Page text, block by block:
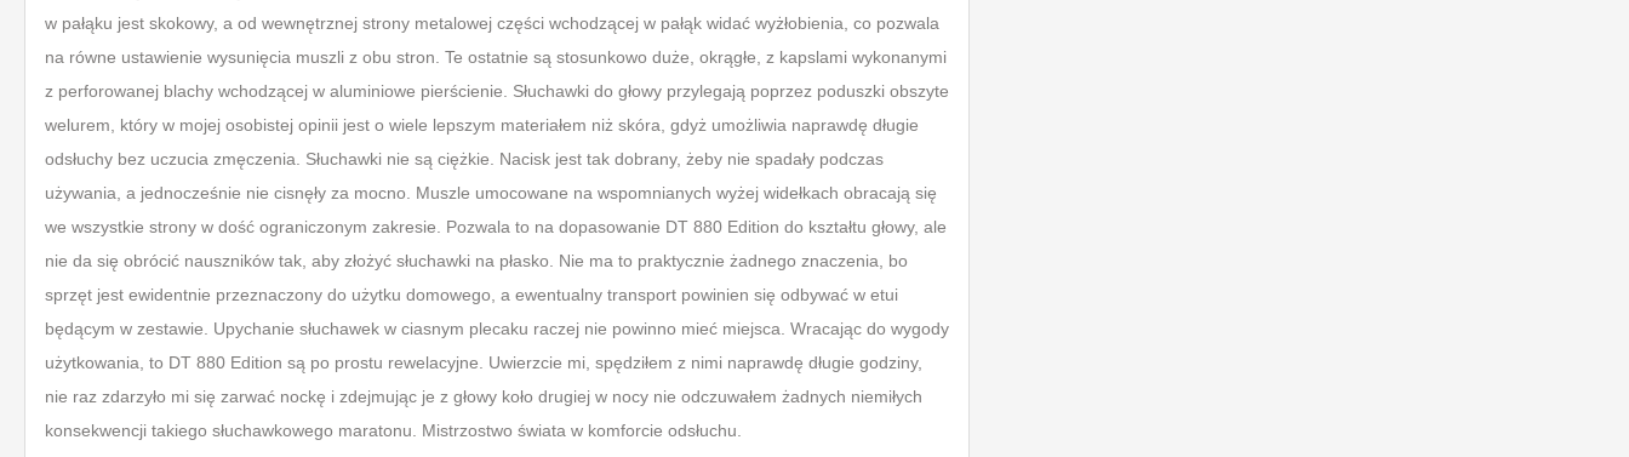
w pałąku jest skokowy, a od wewnętrznej strony metalowej części wchodzącej w pałąk widać wyżłobienia, co pozwala
na równe ustawienie wysunięcia muszli z obu stron. Te ostatnie są stosunkowo duże, okrągłe, z kapslami wykonanymi
z perforowanej blachy wchodzącej w aluminiowe pierścienie. Słuchawki do głowy przylegają poprzez poduszki obszyte
welurem, który w mojej osobistej opinii jest o wiele lepszym materiałem niż skóra, gdyż umożliwia naprawdę długie
odsłuchy bez uczucia zmęczenia. Słuchawki nie są ciężkie. Nacisk jest tak dobrany, żeby nie spadały podczas
używania, a jednocześnie nie cisnęły za mocno. Muszle umocowane na wspomnianych wyżej widełkach obracają się
we wszystkie strony w dość ograniczonym zakresie. Pozwala to na dopasowanie DT 880 Edition do kształtu głowy, ale
nie da się obrócić nauszników tak, aby złożyć słuchawki na płasko. Nie ma to praktycznie żadnego znaczenia, bo
sprzęt jest ewidentnie przeznaczony do użytku domowego, a ewentualny transport powinien się odbywać w etui
będącym w zestawie. Upychanie słuchawek w ciasnym plecaku raczej nie powinno mieć miejsca. Wracając do wygody
użytkowania, to DT 880 Edition są po prostu rewelacyjne. Uwierzcie mi, spędziłem z nimi naprawdę długie godziny,
nie raz zdarzyło mi się zarwać nockę i zdejmując je z głowy koło drugiej w nocy nie odczuwałem żadnych niemiłych
konsekwencji takiego słuchawkowego maratonu. Mistrzostwo świata w komforcie odsłuchu.